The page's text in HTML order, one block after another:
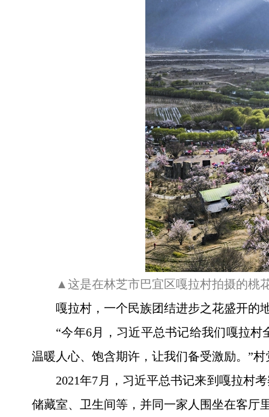
▲这是在林芝市巴宜区嘎拉村拍摄的桃
嘎拉村，一个民族团结进步之花盛开的
“今年6月，习近平总书记给我们嘎拉
温暖人心、饱含期许，让我们备受激励。”
2021年7月，习近平总书记来到嘎拉村
储藏室、卫生间等，并同一家人围坐在客厅